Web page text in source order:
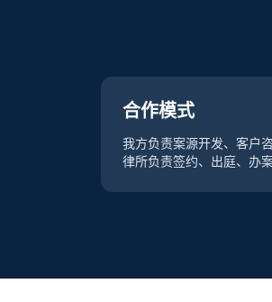
合作模式
我方负责案源开发、客户
律所负责签约、出庭、办案